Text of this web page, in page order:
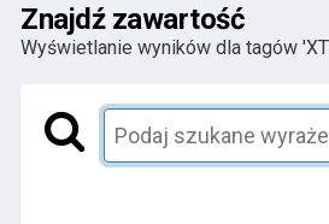
Znajdź zawartość
Wyświetlanie wyników dla tagów